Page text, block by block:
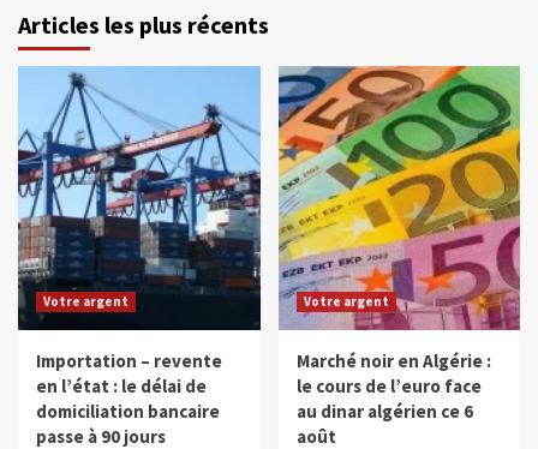
Articles les plus récents
Votre argent
Importation – revente
en l’état : le délai de
domiciliation bancaire
passe à 90 jours
Votre argent
Marché noir en Algérie :
le cours de l’euro face
au dinar algérien ce 6
août